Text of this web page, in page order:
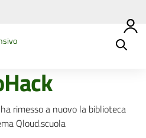
rimesso a nuovo la biblioteca
Qloud.scuola